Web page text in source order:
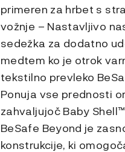
primeren za hrbet s
vožnje – Nastavljivo
sedežka za dodatno
medtem ko je otrok
tekstilno prevleko
Ponuja vse prednosti
zahvaljujoč Baby
BeSafe Beyond je
konstrukcije, ki